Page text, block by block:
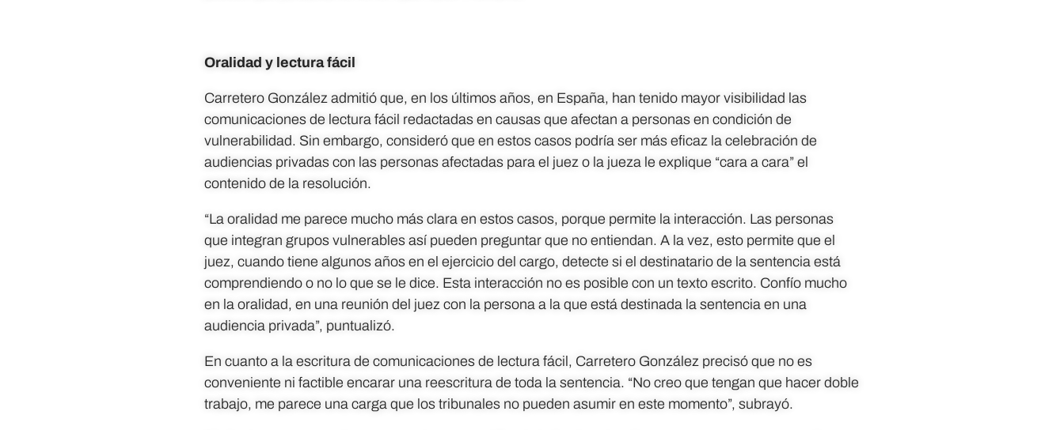
Oralidad y lectura fácil
Carretero González admitió que, en los últimos años, en España, han tenido mayor visibilidad las
comunicaciones de lectura fácil redactadas en causas que afectan a personas en condición de
vulnerabilidad. Sin embargo, consideró que en estos casos podría ser más eficaz la celebración de
audiencias privadas con las personas afectadas para el juez o la jueza le explique “cara a cara” el
contenido de la resolución.
“La oralidad me parece mucho más clara en estos casos, porque permite la interacción. Las personas
que integran grupos vulnerables así pueden preguntar que no entiendan. A la vez, esto permite que el
juez, cuando tiene algunos años en el ejercicio del cargo, detecte si el destinatario de la sentencia está
comprendiendo o no lo que se le dice. Esta interacción no es posible con un texto escrito. Confío mucho
en la oralidad, en una reunión del juez con la persona a la que está destinada la sentencia en una
audiencia privada”, puntualizó.
En cuanto a la escritura de comunicaciones de lectura fácil, Carretero González precisó que no es
conveniente ni factible encarar una reescritura de toda la sentencia. “No creo que tengan que hacer doble
trabajo, me parece una carga que los tribunales no pueden asumir en este momento”, subrayó.